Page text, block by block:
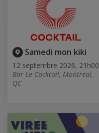
Samedi mon kiki
12 septembre 2026, 21h00
Bar Le Cocktail, Montréal,
QC